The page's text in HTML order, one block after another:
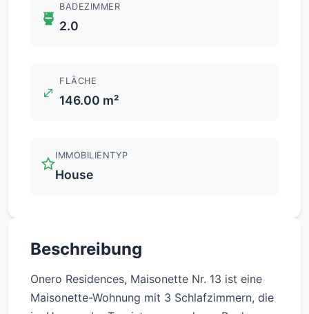
BADEZIMMER
2.0
FLÄCHE
146.00 m²
IMMOBILIENTYP
House
Beschreibung
Onero Residences, Maisonette Nr. 13 ist eine
Maisonette-Wohnung mit 3 Schlafzimmern, die